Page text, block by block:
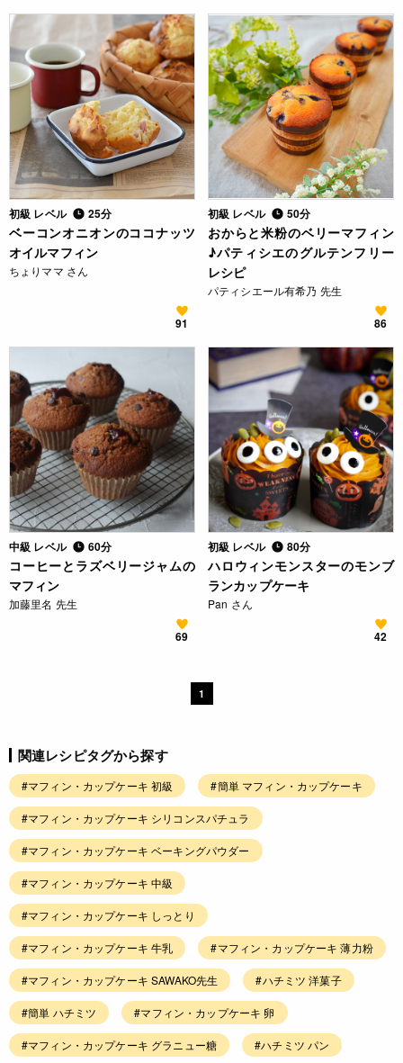
初級 レベル 25分
ベーコンオニオンのココナッツ
オイルマフィン
ちょりママ さん
91
初級 レベル 50分
おからと米粉のベリーマフィン
♪パティシエのグルテンフリー
レシピ
パティシエール有希乃 先生
86
中級 レベル 60分
コーヒーとラズベリージャムの
マフィン
加藤里名 先生
69
初級 レベル 80分
ハロウィンモンスターのモンブ
ランカップケーキ
Pan さん
42
1
関連レシピタグから探す
#マフィン・カップケーキ 初級 #簡単 マフィン・カップケーキ
#マフィン・カップケーキ シリコンスパチュラ
#マフィン・カップケーキ ベーキングパウダー
#マフィン・カップケーキ 中級
#マフィン・カップケーキ しっとり
#マフィン・カップケーキ 牛乳 #マフィン・カップケーキ 薄力粉
#マフィン・カップケーキ SAWAKO先生 #ハチミツ 洋菓子
#簡単 ハチミツ #マフィン・カップケーキ 卵
#マフィン・カップケーキ グラニュー糖 #ハチミツ パン